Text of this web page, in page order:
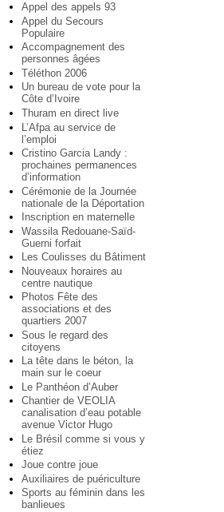
Appel des appels 93
Appel du Secours
Populaire
Accompagnement des
personnes âgées
Téléthon 2006
Un bureau de vote pour la
Côte d’Ivoire
Thuram en direct live
L’Afpa au service de
l’emploi
Cristino Garcia Landy :
prochaines permanences
d’information
Cérémonie de la Journée
nationale de la Déportation
Inscription en maternelle
Wassila Redouane-Saïd-
Guerni forfait
Les Coulisses du Bâtiment
Nouveaux horaires au
centre nautique
Photos Fête des
associations et des
quartiers 2007
Sous le regard des
citoyens
La tête dans le béton, la
main sur le coeur
Le Panthéon d’Auber
Chantier de VEOLIA
canalisation d’eau potable
avenue Victor Hugo
Le Brésil comme si vous y
étiez
Joue contre joue
Auxiliaires de puériculture
Sports au féminin dans les
banlieues